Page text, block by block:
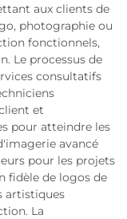
aux clients de
photographie ou
fonctionnels,
Le processus de
consultatifs
et
pour atteindre les
avancé
pour les projets
fidèle de logos de
artistiques
La